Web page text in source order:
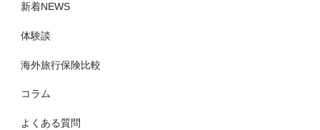
新着NEWS
体験談
海外旅行保険比較
コラム
よくある質問